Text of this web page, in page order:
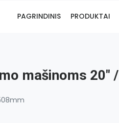
PAGRINDINIS PRODUKTAI
mašinoms 20"